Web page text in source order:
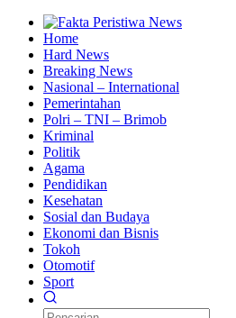
Home
Hard News
Breaking News
Nasional – International
Pemerintahan
Polri – TNI – Brimob
Kriminal
Politik
Agama
Pendidikan
Kesehatan
Sosial dan Budaya
Ekonomi dan Bisnis
Tokoh
Otomotif
Sport